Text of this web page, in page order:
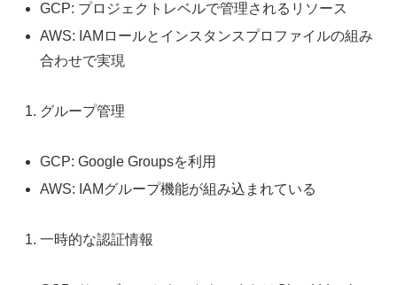
GCP: プロジェクトレベルで管理されるリソース
AWS: IAMロールとインスタンスプロファイルの組み
合わせで実現
グループ管理
GCP: Google Groupsを利用
AWS: IAMグループ機能が組み込まれている
一時的な認証情報